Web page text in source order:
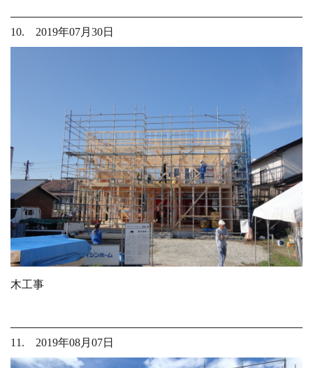
10. 2019年07月30日
木工事
11. 2019年08月07日